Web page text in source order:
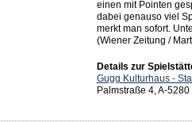
einen mit Pointen
dabei genauso viel
merkt man sofort.
(Wiener Zeitung /
Details zur
Gugg Kulturhaus -
Palmstraße 4, A-